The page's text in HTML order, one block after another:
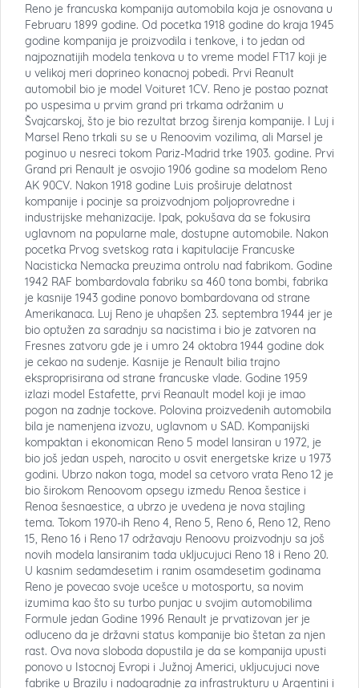
Reno je francuska kompanija automobila koja je osnovana u
Februaru 1899 godine. Od pocetka 1918 godine do kraja 1945
godine kompanija je proizvodila i tenkove, i to jedan od
najpoznatijih modela tenkova u to vreme model FT17 koji je
u velikoj meri doprineo konacnoj pobedi. Prvi Reanult
automobil bio je model Voituret 1CV. Reno je postao poznat
po uspesima u prvim grand pri trkama održanim u
Švajcarskoj, što je bio rezultat brzog širenja kompanije. I Luj i
Marsel Reno trkali su se u Renoovim vozilima, ali Marsel je
poginuo u nesreci tokom Pariz-Madrid trke 1903. godine. Prvi
Grand pri Renault je osvojio 1906 godine sa modelom Reno
AK 90CV. Nakon 1918 godine Luis proširuje delatnost
kompanije i pocinje sa proizvodnjom poljoprovredne i
industrijske mehanizacije. Ipak, pokušava da se fokusira
uglavnom na popularne male, dostupne automobile. Nakon
pocetka Prvog svetskog rata i kapitulacije Francuske
Nacisticka Nemacka preuzima ontrolu nad fabrikom. Godine
1942 RAF bombardovala fabriku sa 460 tona bombi, fabrika
je kasnije 1943 godine ponovo bombardovana od strane
Amerikanaca. Luj Reno je uhapšen 23. septembra 1944 jer je
bio optužen za saradnju sa nacistima i bio je zatvoren na
Fresnes zatvoru gde je i umro 24 oktobra 1944 godine dok
je cekao na sudenje. Kasnije je Renault bilia trajno
eksproprisirana od strane francuske vlade. Godine 1959
izlazi model Estafette, prvi Reanault model koji je imao
pogon na zadnje tockove. Polovina proizvedenih automobila
bila je namenjena izvozu, uglavnom u SAD. Kompanijski
kompaktan i ekonomican Reno 5 model lansiran u 1972, je
bio još jedan uspeh, narocito u osvit energetske krize u 1973
godini. Ubrzo nakon toga, model sa cetvoro vrata Reno 12 je
bio širokom Renoovom opsegu izmedu Renoa šestice i
Renoa šesnaestice, a ubrzo je uvedena je nova stajling
tema. Tokom 1970-ih Reno 4, Reno 5, Reno 6, Reno 12, Reno
15, Reno 16 i Reno 17 održavaju Renoovu proizvodnju sa još
novih modela lansiranim tada ukljucujuci Reno 18 i Reno 20.
U kasnim sedamdesetim i ranim osamdesetim godinama
Reno je povecao svoje ucešce u motosportu, sa novim
izumima kao što su turbo punjac u svojim automobilima
Formule jedan Godine 1996 Renault je prvatizovan jer je
odluceno da je državni status kompanije bio štetan za njen
rast. Ova nova sloboda dopustila je da se kompanija upusti
ponovo u Istocnoj Evropi i Južnoj Americi, ukljucujuci nove
fabrike u Brazilu i nadogradnje za infrastrukturu u Argentini i